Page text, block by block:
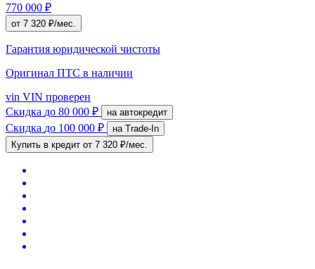
770 000 ₽
от 7 320 ₽/мес.
Гарантия юридической чистоты
Оригинал ПТС в наличии
vin VIN проверен
Скидка до 80 000 ₽ на автокредит
Скидка до 100 000 ₽
на Trade-In
Купить в кредит от 7 320 ₽/мес.